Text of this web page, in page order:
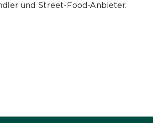
und Street-Food-Anbieter.